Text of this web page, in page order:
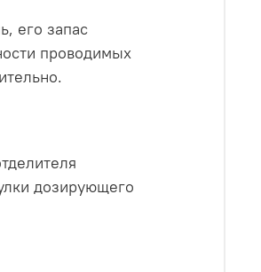
его запас
проводимых
дозирующего